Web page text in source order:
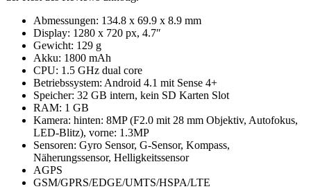
Abmessungen: 134.8 x 69.9 x 8.9 mm
Display: 1280 x 720 px, 4.7″
Gewicht: 129 g
Akku: 1800 mAh
CPU: 1.5 GHz dual core
Betriebssystem: Android 4.1 mit Sense 4+
Speicher: 32 GB intern, kein SD Karten Slot
RAM: 1 GB
Kamera: hinten: 8MP (F2.0 mit 28 mm Objektiv, Autofokus,
LED-Blitz), vorne: 1.3MP
Sensoren: Gyro Sensor, G-Sensor, Kompass,
Näherungssensor, Helligkeitssensor
AGPS
GSM/GPRS/EDGE/UMTS/HSPA/LTE